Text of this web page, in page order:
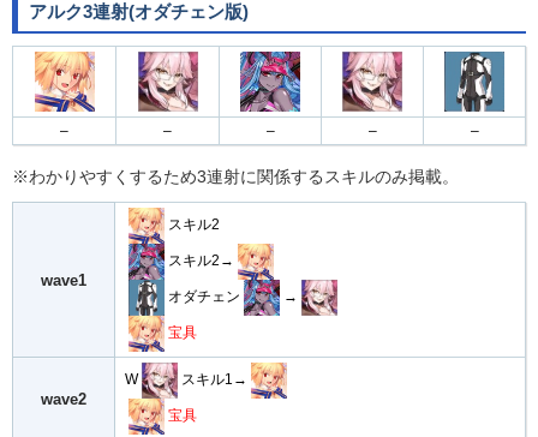
アルク3連射(オダチェン版)
– – – – –
※わかりやすくするため3連射に関係するスキルのみ掲載。
wave1
スキル2
スキル2→
オダチェン →
宝具
wave2
W スキル1→
宝具